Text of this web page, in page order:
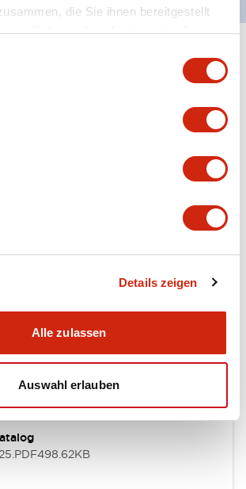
die Sie ihnen bereitgestellt
im Rahmen Ihrer Nutzung der Dienste
Details zeigen
Alle zulassen
Auswahl erlauben
Alle erweitern+
Installation Specifications
Dateien
.PDF498.62KB